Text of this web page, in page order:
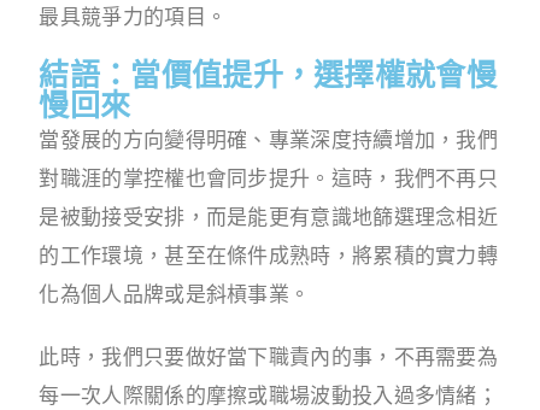
最具競爭力的項目。
結語：當價值提升，選擇權就會慢
慢回來
當發展的方向變得明確、專業深度持續增加，我們
對職涯的掌控權也會同步提升。這時，我們不再只
是被動接受安排，而是能更有意識地篩選理念相近
的工作環境，甚至在條件成熟時，將累積的實力轉
化為個人品牌或是斜槓事業。
此時，我們只要做好當下職責內的事，不再需要為
每一次人際關係的摩擦或職場波動投入過多情緒；